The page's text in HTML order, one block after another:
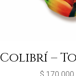
Colibrí –
$ 170.000